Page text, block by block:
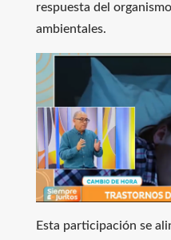
respuesta del
ambientales.
Esta participación se